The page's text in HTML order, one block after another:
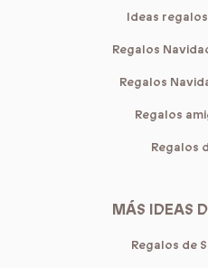
Ideas
Regalos
Regalos
Regalos
Regalos
MÁS IDEAS
Regalos de